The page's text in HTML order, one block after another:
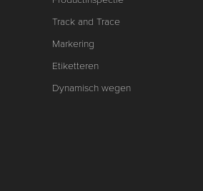
Track and Trace
Markering
Etiketteren
Dynamisch wegen